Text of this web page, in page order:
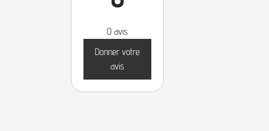
0 avis
Donner votre
avis